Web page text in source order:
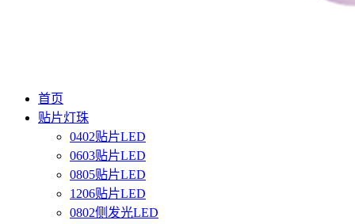
首页
贴片灯珠
0402贴片LED
0603贴片LED
0805贴片LED
1206贴片LED
0802侧发光LED